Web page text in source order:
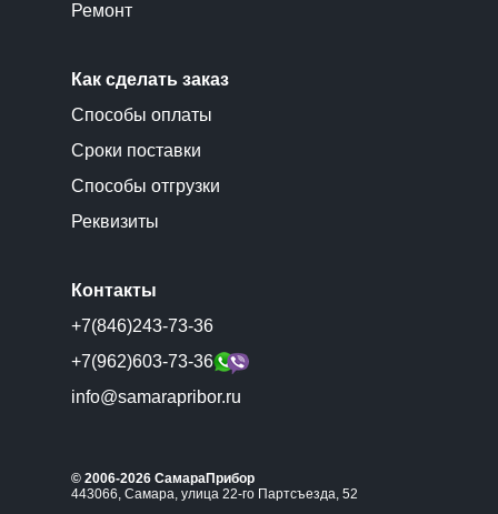
Ремонт
Как сделать заказ
Способы оплаты
Сроки поставки
Способы отгрузки
Реквизиты
Контакты
+7(846)243-73-36
+7(962)603-73-36
info@samarapribor.ru
© 2006-2026 СамараПрибор
443066, Самара, улица 22-го Партсъезда, 52